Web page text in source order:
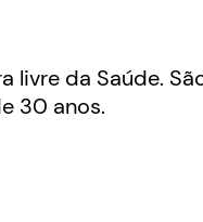
livre da Saúde.
30 anos.